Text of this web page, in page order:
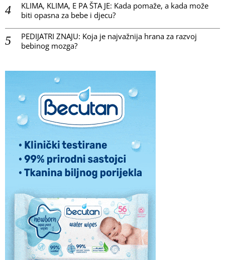
KLIMA, KLIMA, E PA ŠTA JE: Kada pomaže, a kada može
biti opasna za bebe i djecu?
PEDIJATRI ZNAJU: Koja je najvažnija hrana za razvoj
bebinog mozga?